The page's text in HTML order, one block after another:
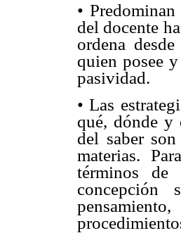
•
del docente
ordena
quien posee
pasividad.
• Las
qué, dónde y
del saber
materias.
términos de
concepción